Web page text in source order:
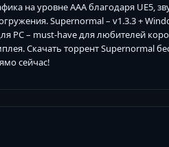
на уровне AAA благодаря UE5,
Supernormal – v1.3.3 +
PC – must-have для любителей
Скачать торрент Supernormal
сейчас!